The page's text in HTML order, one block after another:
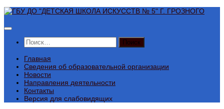
Перейти
содержимому
Найти:
Главная
Сведения об образовательной организации
Новости
Направления деятельности
Контакты
Версия для слабовидящих